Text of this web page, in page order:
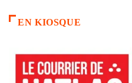
EN KIOSQUE